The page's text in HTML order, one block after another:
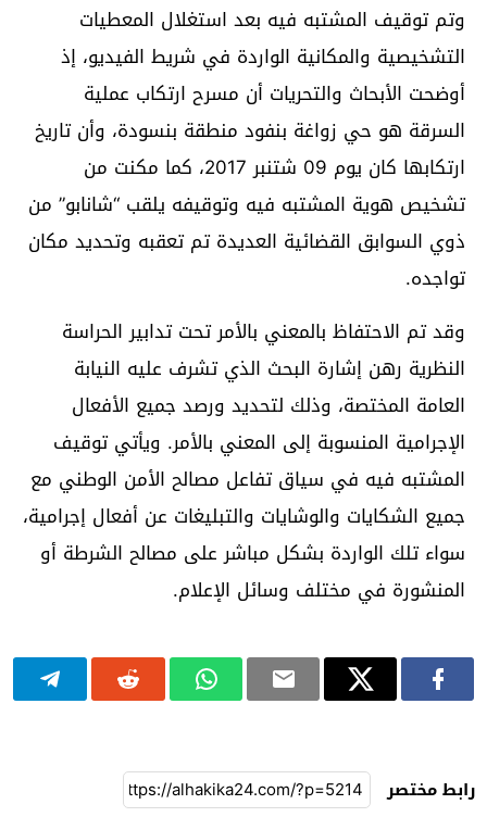
وتم توقيف المشتبه فيه بعد استغلال المعطيات
التشخيصية والمكانية الواردة في شريط الفيديو، إذ
أوضحت الأبحاث والتحريات أن مسرح ارتكاب عملية
السرقة هو حي زواغة بنفود منطقة بنسودة، وأن تاريخ
ارتكابها كان يوم 09 شتنبر 2017، كما مكنت من
تشخيص هوية المشتبه فيه وتوقيفه يلقب “شانابو” من
ذوي السوابق القضائية العديدة تم تعقبه وتحديد مكان
تواجده.
وقد تم الاحتفاظ بالمعني بالأمر تحت تدابير الحراسة
النظرية رهن إشارة البحث الذي تشرف عليه النيابة
العامة المختصة، وذلك لتحديد ورصد جميع الأفعال
الإجرامية المنسوبة إلى المعني بالأمر. ويأتي توقيف
المشتبه فيه في سياق تفاعل مصالح الأمن الوطني مع
جميع الشكايات والوشايات والتبليغات عن أفعال إجرامية،
سواء تلك الواردة بشكل مباشر على مصالح الشرطة أو
المنشورة في مختلف وسائل الإعلام.
رابط مختصر